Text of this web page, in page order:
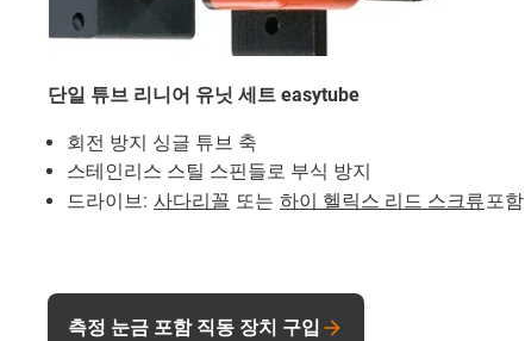
단일 튜브 리니어 유닛 세트 easytube
회전 방지 싱글 튜브 축
스테인리스 스틸 스핀들로 부식 방지
드라이브: 사다리꼴 또는 하이 헬릭스 리드 스크류포함
측정 눈금 포함 직동 장치 구입